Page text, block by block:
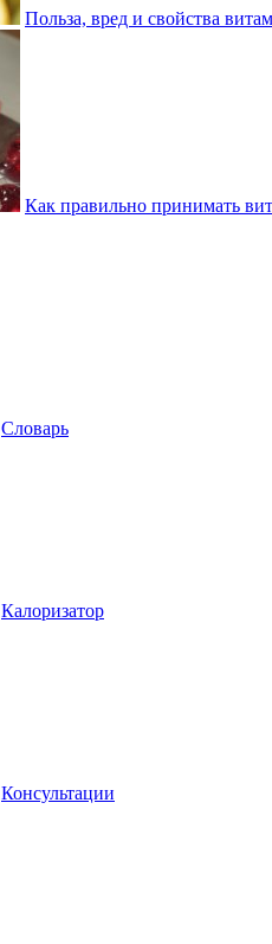
Польза, вред и свойства
Как правильно принимать
Словарь
Калоризатор
Консультации